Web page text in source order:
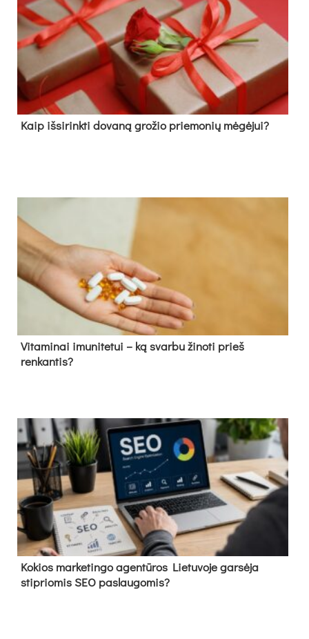
Kaip išsirinkti dovaną grožio priemonių mėgėjui?
Vitaminai imunitetui – ką svarbu žinoti prieš
renkantis?
Kokios marketingo agentūros Lietuvoje garsėja
stipriomis SEO paslaugomis?